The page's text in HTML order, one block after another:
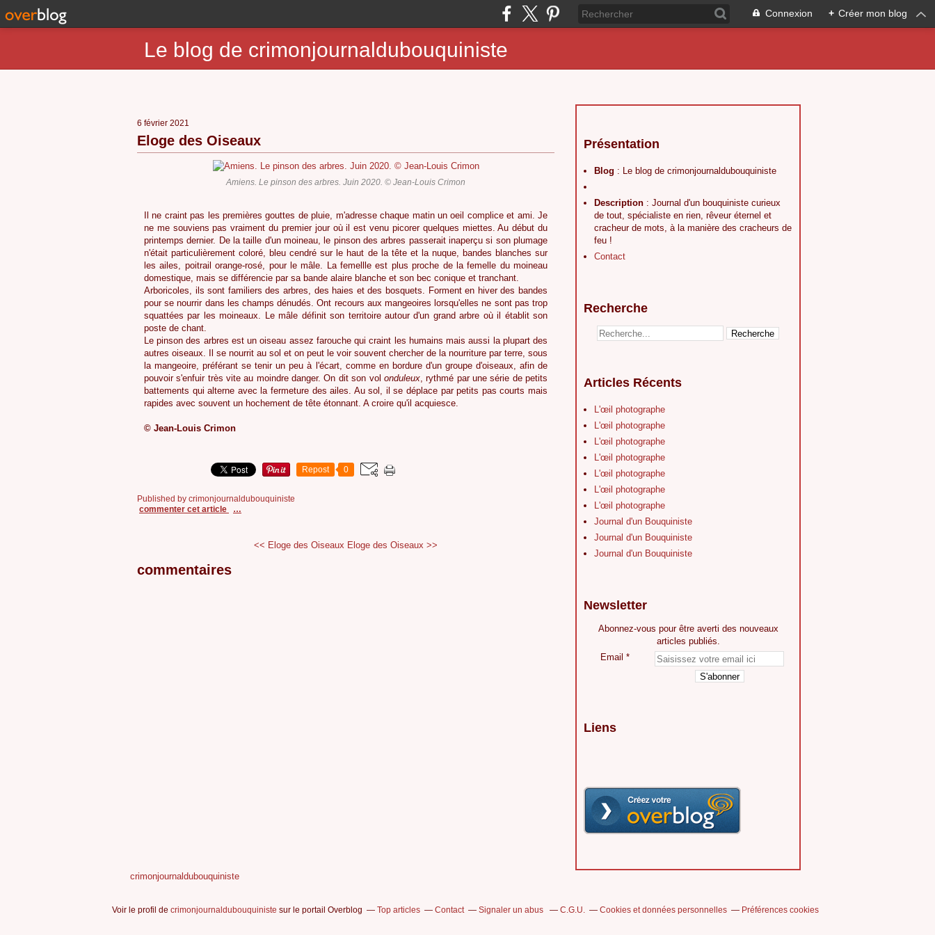
Connexion + Créer mon blog
Le blog de crimonjournaldubouquiniste
6 février 2021
Eloge des Oiseaux
Amiens. Le pinson des arbres. Juin 2020. © Jean-Louis Crimon
Il ne craint pas les premières gouttes de pluie, m'adresse chaque matin un oeil complice et ami. Je
ne me souviens pas vraiment du premier jour où il est venu picorer quelques miettes. Au début du
printemps dernier. De la taille d'un moineau, le pinson des arbres passerait inaperçu si son plumage
n'était particulièrement coloré, bleu cendré sur le haut de la tête et la nuque, bandes blanches sur
les ailes, poitrail orange-rosé, pour le mâle. La femellle est plus proche de la femelle du moineau
domestique, mais se différencie par sa bande alaire blanche et son bec conique et tranchant.
Arboricoles, ils sont familiers des arbres, des haies et des bosquets. Forment en hiver des bandes
pour se nourrir dans les champs dénudés. Ont recours aux mangeoires lorsqu'elles ne sont pas trop
squattées par les moineaux. Le mâle définit son territoire autour d'un grand arbre où il établit son
poste de chant.
Le pinson des arbres est un oiseau assez farouche qui craint les humains mais aussi la plupart des
autres oiseaux. Il se nourrit au sol et on peut le voir souvent chercher de la nourriture par terre, sous
la mangeoire, préférant se tenir un peu à l'écart, comme en bordure d'un groupe d'oiseaux, afin de
pouvoir s'enfuir très vite au moindre danger. On dit son vol onduleux, rythmé par une série de petits
battements qui alterne avec la fermeture des ailes. Au sol, il se déplace par petits pas courts mais
rapides avec souvent un hochement de tête étonnant. A croire qu'il acquiesce.
© Jean-Louis Crimon
Repost 0
Published by crimonjournaldubouquiniste
commenter cet article
…
<< Eloge des Oiseaux Eloge des Oiseaux >>
commentaires
Présentation
Blog : Le blog de crimonjournaldubouquiniste
Description : Journal d'un bouquiniste curieux
de tout, spécialiste en rien, rêveur éternel et
cracheur de mots, à la manière des cracheurs de
feu !
Contact
Recherche
Articles Récents
L'œil photographe
L'œil photographe
L'œil photographe
L'œil photographe
L'œil photographe
L'œil photographe
L'œil photographe
Journal d'un Bouquiniste
Journal d'un Bouquiniste
Journal d'un Bouquiniste
Newsletter
Abonnez-vous pour être averti des nouveaux
articles publiés.
Email
Liens
crimonjournaldubouquiniste
Voir le profil de crimonjournaldubouquiniste sur le portail Overblog Top articles Contact Signaler un abus C.G.U. Cookies et données personnelles Préférences cookies